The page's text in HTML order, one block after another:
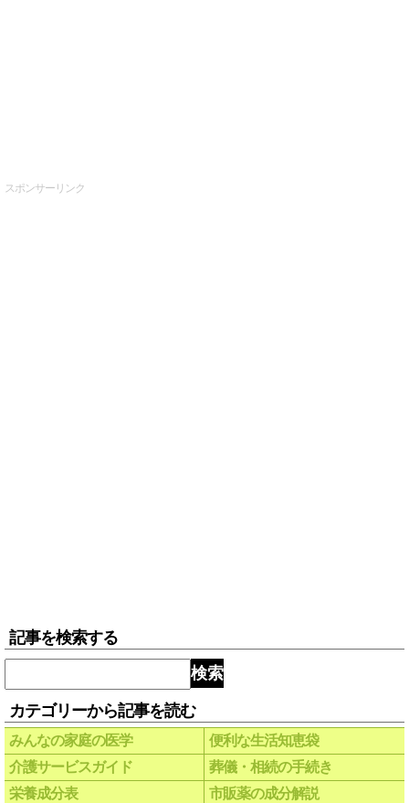
スポンサーリンク
記事を検索する
検索
カテゴリーから記事を読む
みんなの家庭の医学
便利な生活知恵袋
介護サービスガイド
葬儀・相続の手続き
栄養成分表
市販薬の成分解説